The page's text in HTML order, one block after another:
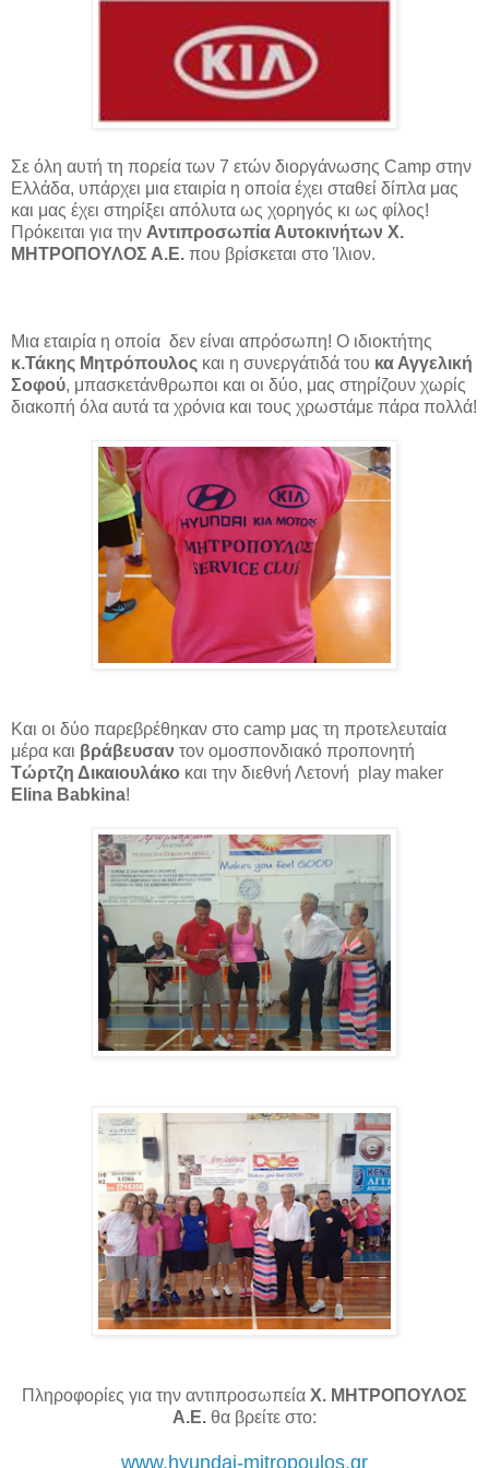
Σε όλη αυτή τη πορεία των 7 ετών διοργάνωσης Camp στην
Ελλάδα, υπάρχει μια εταιρία η οποία έχει σταθεί δίπλα μας
και μας έχει στηρίξει απόλυτα ως χορηγός κι ως φίλος!
Πρόκειται για την Αντιπροσωπία Αυτοκινήτων Χ.
ΜΗΤΡΟΠΟΥΛΟΣ Α.Ε. που βρίσκεται στο Ίλιον.
Μια εταιρία η οποία δεν είναι απρόσωπη! Ο ιδιοκτήτης
κ.Τάκης Μητρόπουλος και η συνεργάτιδά του κα Αγγελική
Σοφού, μπασκετάνθρωποι και οι δύο, μας στηρίζουν χωρίς
διακοπή όλα αυτά τα χρόνια και τους χρωστάμε πάρα πολλά!
Και οι δύο παρεβρέθηκαν στο camp μας τη προτελευταία
μέρα και βράβευσαν τον ομοσπονδιακό προπονητή
Τώρτζη Δικαιουλάκο και την διεθνή Λετονή play maker
Elina Babkina!
Πληροφορίες για την αντιπροσωπεία Χ. ΜΗΤΡΟΠΟΥΛΟΣ
Α.Ε. θα βρείτε στο:
www.hyundai-mitropoulos.gr